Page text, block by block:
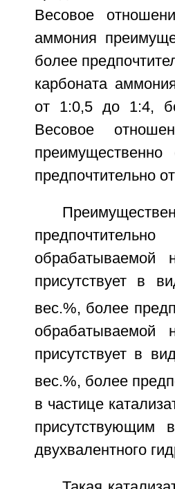
Весовое
аммония
более
карбоната
от 1:0,5 до 1:4,
Весовое
предпочтительно
обрабатываемой
присутствует в
вес.%, более
обрабатываемой
присутствует в
вес.%, более
в частице
присутствующим
двухвалентного